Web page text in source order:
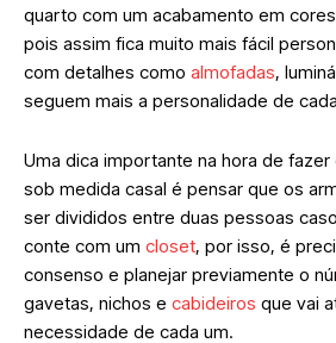
quarto com um acabamento em
pois assim fica muito mais fácil
com detalhes como almofadas,
seguem mais a personalidade de
Uma dica importante na hora de
sob medida casal é pensar que os
ser divididos entre duas pessoas
conte com um closet, por isso, é
consenso e planejar previamente o
gavetas, nichos e cabideiros que vai
necessidade de cada um.